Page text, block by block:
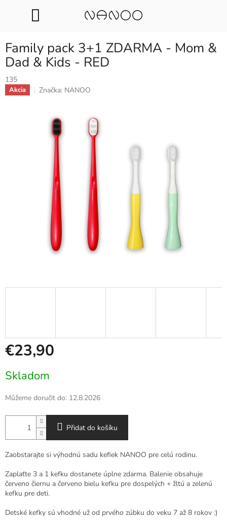
Family pack 3+1 ZDARMA - Mom &
Dad & Kids - RED
135
Akcia Značka: NANOO
€23,90
cena:
Skladom
Můžeme doručit do: 12.8.2026
Přidat do košíku
Zaobstarajte si výhodnú sadu kefiek NANOO pre celú rodinu.
Zaplaťte 3 a 1 kefku dostanete úplne zdarma. Balenie obsahuje
červeno čiernu a červeno bielu kefku pre dospelých + žltú a zelenú
kefku pre deti.
Detské kefky sú vhodné už od prvého zúbku do veku 7 až 8 rokov :)